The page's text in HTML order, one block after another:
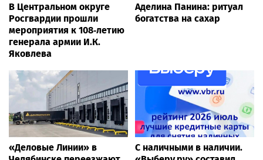
В Центральном округе
Росгвардии прошли
мероприятия к 108‑летию
генерала армии И.К.
Яковлева
Аделина Панина: ритуал
богатства на сахар
«Деловые Линии» в
С наличными в наличии.